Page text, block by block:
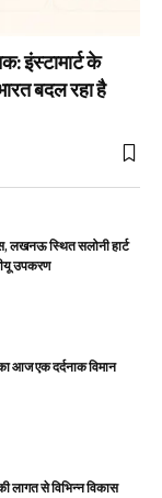
इंस्टामार्ट के
बदल रहा है
लखनऊ स्थित सलोनी हार्ट
उपकरण
आज एक दर्दनाक विमान
लागत से विभिन्न विकास